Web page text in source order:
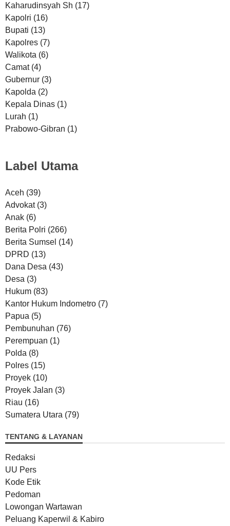
Kaharudinsyah Sh (17)
Kapolri (16)
Bupati (13)
Kapolres (7)
Walikota (6)
Camat (4)
Gubernur (3)
Kapolda (2)
Kepala Dinas (1)
Lurah (1)
Prabowo-Gibran (1)
Label Utama
Aceh (39)
Advokat (3)
Anak (6)
Berita Polri (266)
Berita Sumsel (14)
DPRD (13)
Dana Desa (43)
Desa (3)
Hukum (83)
Kantor Hukum Indometro (7)
Papua (5)
Pembunuhan (76)
Perempuan (1)
Polda (8)
Polres (15)
Proyek (10)
Proyek Jalan (3)
Riau (16)
Sumatera Utara (79)
TENTANG & LAYANAN
Redaksi
UU Pers
Kode Etik
Pedoman
Lowongan Wartawan
Peluang Kaperwil & Kabiro